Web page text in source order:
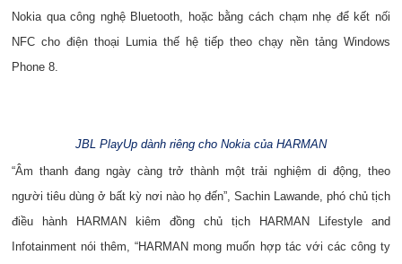
Nokia qua công nghệ Bluetooth, hoặc bằng cách chạm nhẹ để kết nối
NFC cho điện thoại Lumia thế hệ tiếp theo chạy nền tảng Windows
Phone 8.
JBL PlayUp dành riêng cho Nokia của HARMAN
“Âm thanh đang ngày càng trở thành một trải nghiệm di động, theo
người tiêu dùng ở bất kỳ nơi nào họ đến”, Sachin Lawande, phó chủ tịch
điều hành HARMAN kiêm đồng chủ tịch HARMAN Lifestyle and
Infotainment nói thêm, “HARMAN mong muốn hợp tác với các công ty